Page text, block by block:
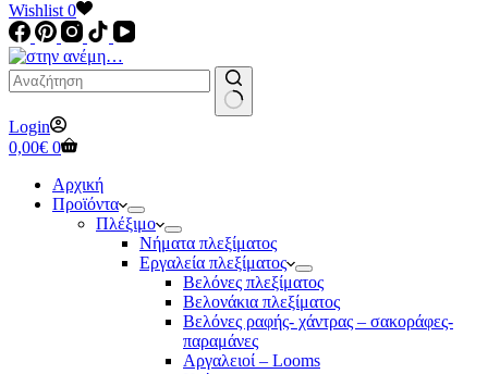
επιλογές
μπορούν
να
επιλεγούν
στη
του
προϊόντος
Wishlist 0
No
results
Login
Καλάθι
0,00€ 0
Αρχική
Προϊόντα
Πλέξιμο
Νήματα πλεξίματος
Εργαλεία πλεξίματος
Βελόνες πλεξίματος
Βελονάκια πλεξίματος
Βελόνες ραφής- χάντρας – σακοράφες-
παραμάνες
Αργαλειοί – Looms